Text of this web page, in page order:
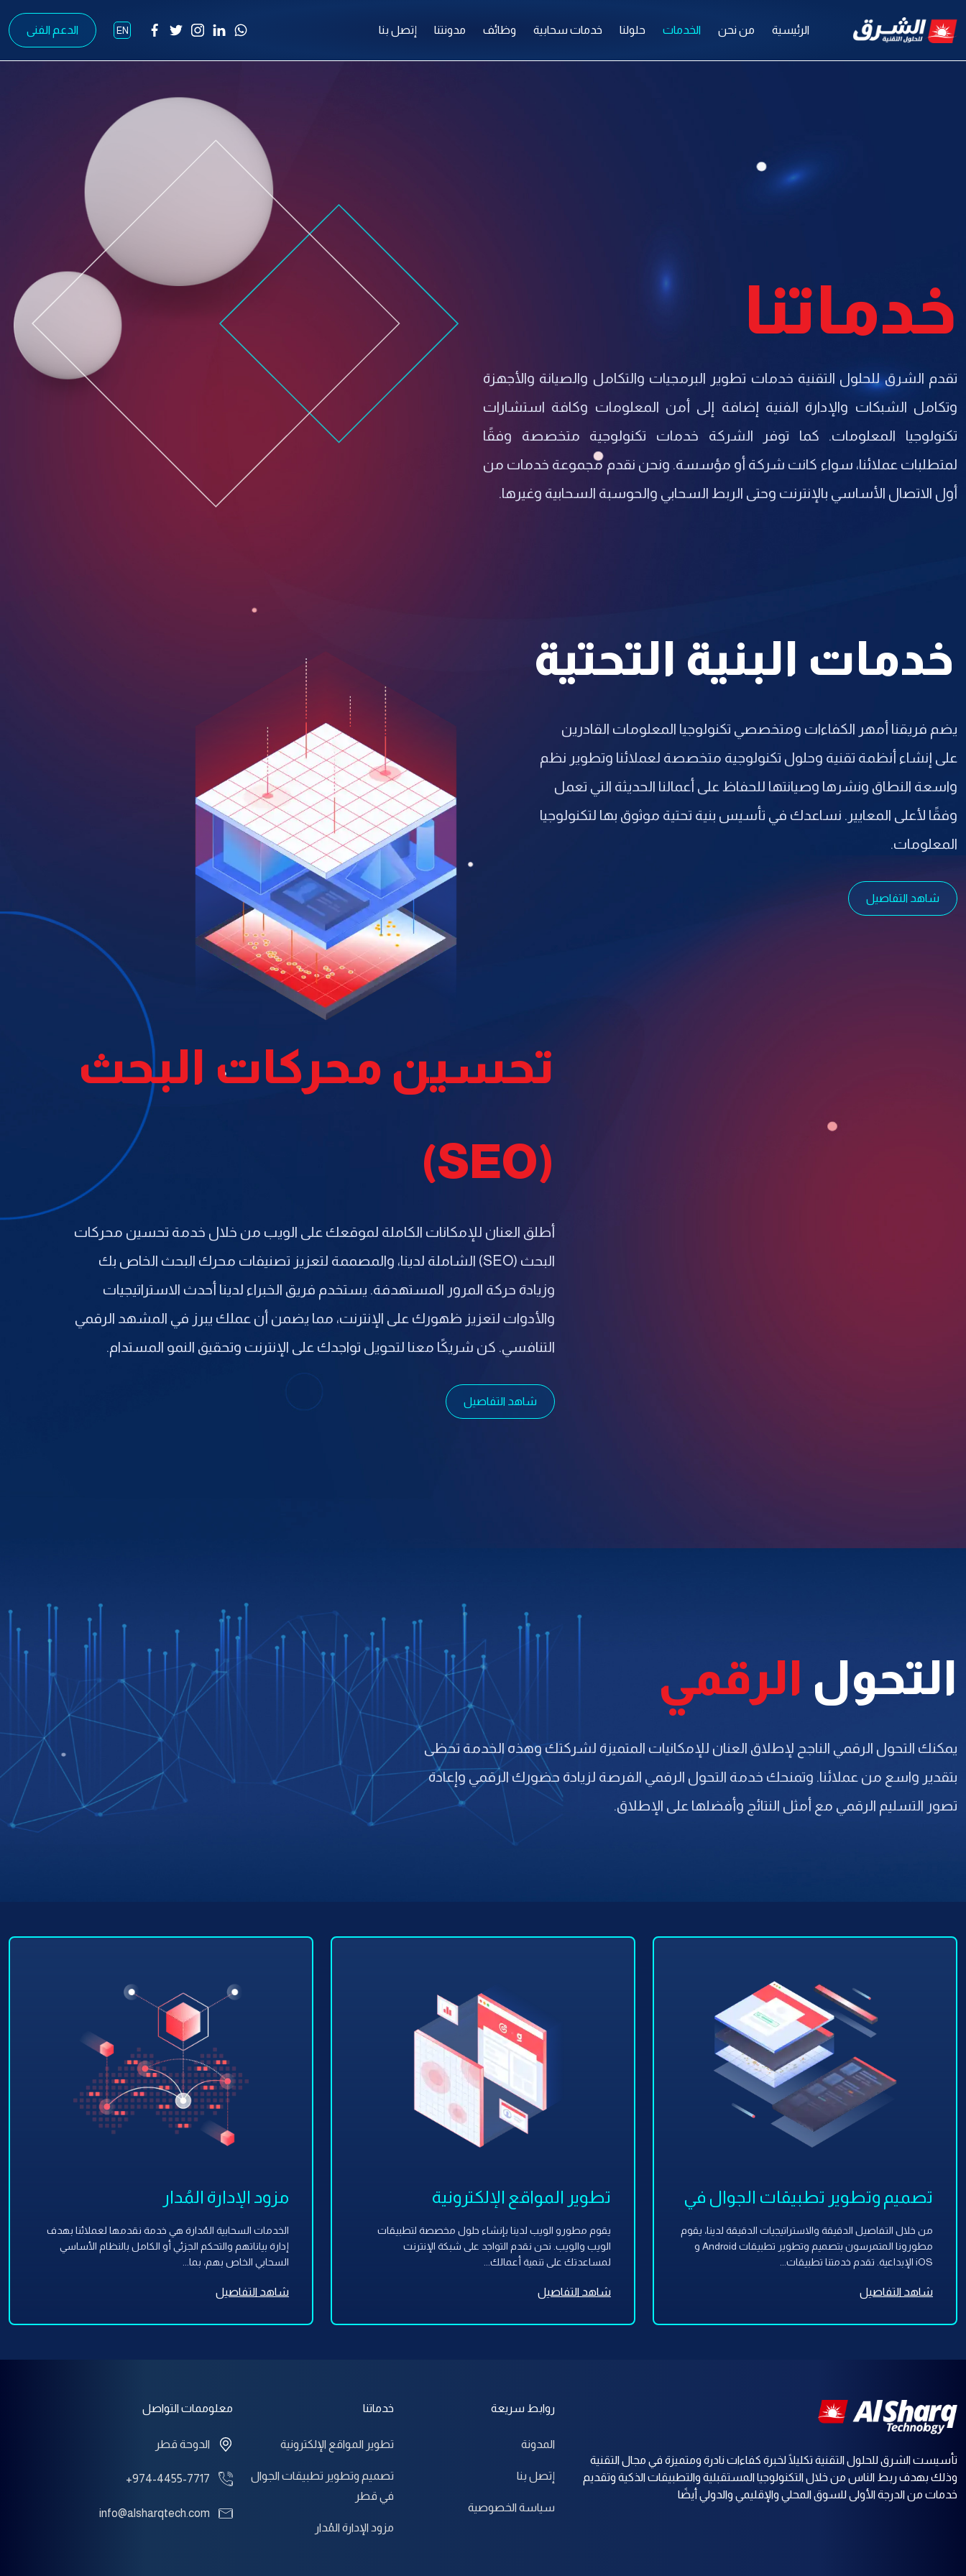
الرئيسية من نحن الخدمات حلولنا خدمات سحابية وظائف مدونتنا إتصل بنا EN الدعم الفنى
خدماتنا
تقدم الشرق للحلول التقنية خدمات تطوير البرمجيات والتكامل والصيانة والأجهزة
وتكامل الشبكات والإدارة الفنية إضافة إلى أمن المعلومات وكافة استشارات
تكنولوجيا المعلومات. كما توفر الشركة خدمات تكنولوجية متخصصة وفقًا
لمتطلبات عملائنا، سواء كانت شركة أو مؤسسة. ونحن نقدم مجموعة خدمات من
أول الاتصال الأساسي بالإنترنت وحتى الربط السحابي والحوسبة السحابية وغيرها.
خدمات البنية التحتية
يضم فريقنا أمهر الكفاءات ومتخصصي تكنولوجيا المعلومات القادرين
على إنشاء أنظمة تقنية وحلول تكنولوجية متخصصة لعملائنا وتطوير نظم
واسعة النطاق ونشرها وصيانتها للحفاظ على أعمالنا الحديثة التي تعمل
وفقًا لأعلى المعايير. نساعدك في تأسيس بنية تحتية موثوق بها لتكنولوجيا
المعلومات.
شاهد التفاصيل
تحسين محركات البحث
(SEO)
أطلق العنان للإمكانات الكاملة لموقعك على الويب من خلال خدمة تحسين محركات
البحث (SEO) الشاملة لدينا، والمصممة لتعزيز تصنيفات محرك البحث الخاص بك
وزيادة حركة المرور المستهدفة. يستخدم فريق الخبراء لدينا أحدث الاستراتيجيات
والأدوات لتعزيز ظهورك على الإنترنت، مما يضمن أن عملك يبرز في المشهد الرقمي
التنافسي. كن شريكًا معنا لتحويل تواجدك على الإنترنت وتحقيق النمو المستدام.
شاهد التفاصيل
التحول الرقمي
يمكنك التحول الرقمي الناجح لإطلاق العنان للإمكانيات المتميزة لشركتك وهذه الخدمة تحظى
بتقدير واسع من عملائنا. وتمنحك خدمة التحول الرقمي الفرصة لزيادة حضورك الرقمي وإعادة
تصور التسليم الرقمي مع أمثل النتائج وأفضلها على الإطلاق.
تصميم وتطوير تطبيقات الجوال في
قطر
من خلال التفاصيل الدقيقة والاستراتيجيات الدقيقة لدينا، يقوم
مطورونا المتمرسون بتصميم وتطوير تطبيقات Android و
iOS الإبداعية. تقدم خدمتنا تطبيقات...
شاهد التفاصيل
تطوير المواقع الإلكترونية
يقوم مطورو الويب لدينا بإنشاء حلول مخصصة لتطبيقات
الويب والويب. نحن نقدم التواجد على شبكة الإنترنت
لمساعدتك على تنمية أعمالك...
شاهد التفاصيل
مزود الإدارة المُدار
الخدمات السحابية المُدارة هي خدمة نقدمها لعملائنا بهدف
إدارة بياناتهم والتحكم الجزئي أو الكامل بالنظام الأساسي
السحابي الخاص بهم، بما...
شاهد التفاصيل
تأسيست الشرق للحلول التقنية تكليلًا لخبرة كفاءات نادرة ومتميزة في مجال التقنية
وذلك بهدف ربط الناس من خلال التكنولوجيا المستقبلية والتطبيقات الذكية وتقديم
خدمات من الدرجة الأولى للسوق المحلي والإقليمي والدولي أيضًا
روابط سريعة
المدونة
إتصل بنا
سياسة الخصوصية
خدماتنا
تطوير المواقع الإلكترونية
تصميم وتطوير تطبيقات الجوال
في قطر
مزود الإدارة المُدار
معلوممات التواصل
الدوحة قطر
+974-4455-7717
info@alsharqtech.com